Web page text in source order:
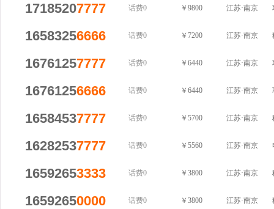
17185207777 话费0 ￥9800 江苏·南京
16583256666 话费0 ￥7200 江苏·南京
16761257777 话费0 ￥6440 江苏·南京
16761256666 话费0 ￥6440 江苏·南京
16584537777 话费0 ￥5700 江苏·南京
16282537777 话费0 ￥5560 江苏·南京
16592653333 话费0 ￥3800 江苏·南京
16592650000 话费0 ￥3800 江苏·南京